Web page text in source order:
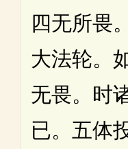
四无所畏
大法轮。
无畏。时
已。五体